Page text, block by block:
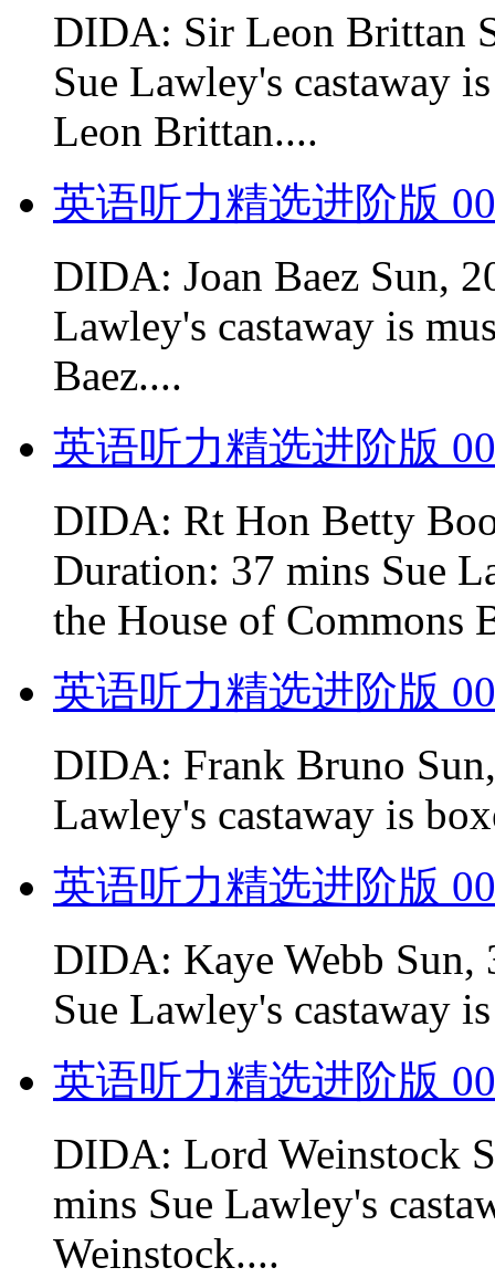
DIDA: Sir Leon Brittan
Sue Lawley's castaway
Leon Brittan....
英语听力精选进阶版
DIDA: Joan Baez Sun,
Lawley's castaway is
Baez....
英语听力精选进阶版
DIDA: Rt Hon Betty
Duration: 37 mins Sue
the House of Commons
英语听力精选进阶版
DIDA: Frank Bruno
Lawley's castaway is
英语听力精选进阶版
DIDA: Kaye Webb
Sue Lawley's castaway
英语听力精选进阶版
DIDA: Lord Weinstock
mins Sue Lawley's
Weinstock....